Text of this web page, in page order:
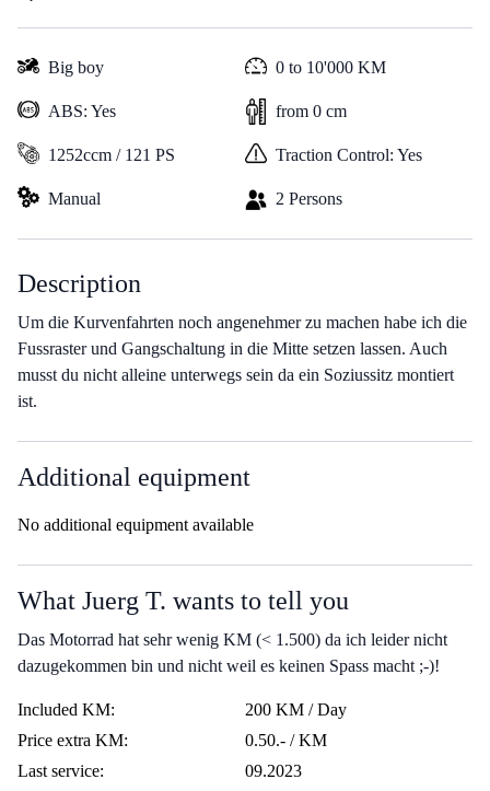
Big boy 0 to 10'000 KM
ABS: Yes from 0 cm
1252ccm / 121 PS Traction Control: Yes
Manual 2 Persons
Description
Um die Kurvenfahrten noch angenehmer zu machen habe ich die
Fussraster und Gangschaltung in die Mitte setzen lassen. Auch
musst du nicht alleine unterwegs sein da ein Soziussitz montiert
ist.
Additional equipment
No additional equipment available
What Juerg T. wants to tell you
Das Motorrad hat sehr wenig KM (< 1.500) da ich leider nicht
dazugekommen bin und nicht weil es keinen Spass macht ;-)!
Included KM:
200 KM / Day
Price extra KM:
0.50.- / KM
Last service:
09.2023